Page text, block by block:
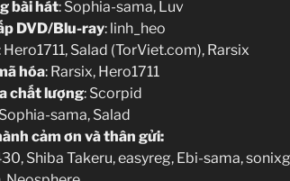
bài hát: Sophia-sama, Luv
DVD/Blu-ray: linh_heo
Hero1711, Salad (TorViet.com), Rarsix
hóa: Rarsix, Hero1711
chất lượng: Scorpid
sama, Salad
cảm ơn và thân gửi:
Shiba Takeru, easyreg, Ebi-sama,